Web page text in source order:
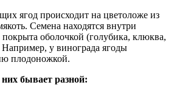
ягод происходит на цветоложе из
Семена находятся внутри
оболочкой (голубика, клюква,
у винограда ягоды
плодоножкой.
бывает разной: